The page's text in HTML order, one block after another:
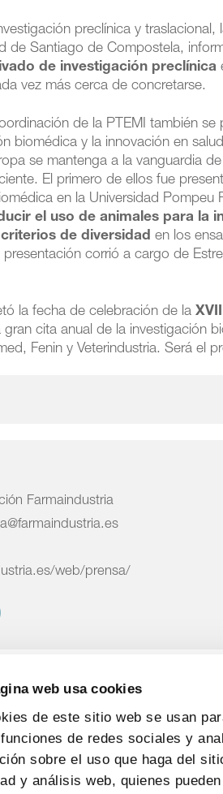
web usa cookies
de este sitio web se usan
de redes sociales y
sobre el uso que haga del
y análisis web, quienes
preclínica y
de Santiago de Compostela,
de investigación preclínica
vez más cerca de concretarse.
de la PTEMI también
biomédica y la innovación en
se mantenga a la vanguardia
El primero de ellos fue
en la Universidad Pompeu
el uso de animales para la
de diversidad en los
corrió a cargo de
la fecha de celebración de la
gran cita anual de la investigación
Fenin y Veterindustria. Será el
Farmaindustria
web/prensa/